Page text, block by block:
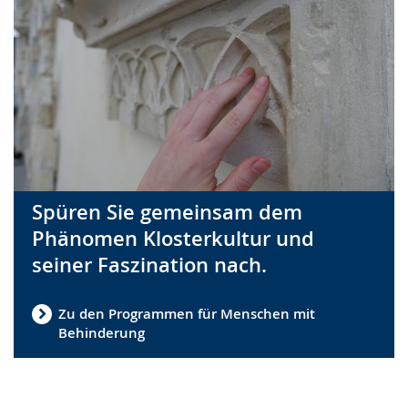
Spüren Sie gemeinsam dem
Phänomen Klosterkultur und
seiner Faszination nach.
Zu den Programmen für Menschen mit
Behinderung